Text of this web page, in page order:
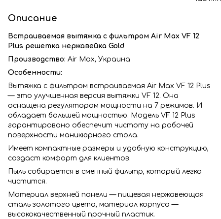
Описание
Встраиваемая вытяжка с фильтром Air Max VF 12
Plus решетка нержавейка Gold
Производство: Air Max, Украина
Особенности:
Вытяжка с фильтром встраиваемая Air Max VF 12 Plus
— это улучшенная версия вытяжки VF 12. Она
оснащена регулятором мощности на 7 режимов. И
обладает большей мощностью. Модель VF 12 Plus
гарантировано обеспечит чистоту на рабочей
поверхности маникюрного стола.
Имеет компактные размеры и удобную конструкцию,
создаст комфорт для клиентов.
Пыль собирается в сменный фильтр, который легко
чистится.
Материал верхней панели — пищевая нержавеющая
сталь золотого цвета, материал корпуса —
высококачественный прочный пластик.